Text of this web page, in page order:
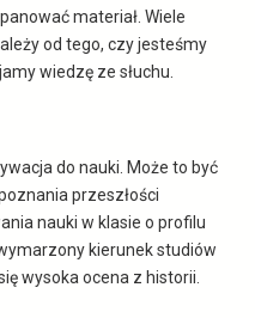
materiał. Wiele
od tego, czy jesteśmy
wiedzę ze słuchu.
do nauki. Może to być
przeszłości
nauki w klasie o profilu
kierunek studiów
wysoka ocena z historii.